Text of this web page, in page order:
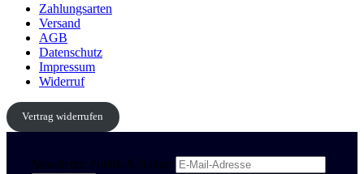
Zahlungsarten
Versand
AGB
Datenschutz
Impressum
Widerruf
Vertrag widerrufen
Newsletter Politik & Kultur